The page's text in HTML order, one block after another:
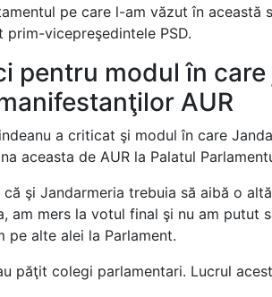
pe care l-am văzut în această
prim-vicepreşedintele PSD.
pentru modul în
AUR
a criticat şi modul în care
aceasta de AUR la Palatul
că şi Jandarmeria trebuia să aibă o
am mers la votul final şi nu am putut
pe alte alei la Parlament.
păţit colegi parlamentari. Lucrul